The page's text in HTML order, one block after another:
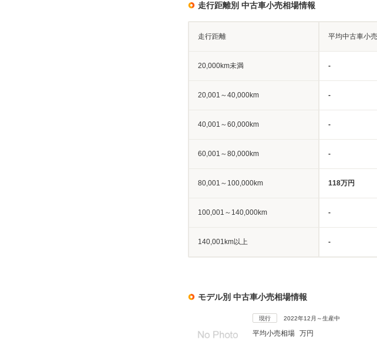
走行距離別 中古車小売相場情報
走行距離 平均中古車小
20,000km未満 -
20,001～40,000km -
40,001～60,000km -
60,001～80,000km -
80,001～100,000km 118万円
100,001～140,000km -
140,001km以上 -
モデル別 中古車小売相場情報
現行 2022年12月～生産中
平均小売相場 万円